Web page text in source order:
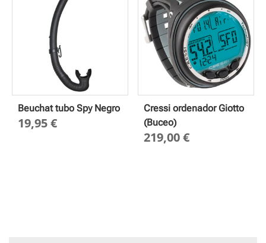
Beuchat tubo Spy Negro
19,95€
Cressi ordenador Giotto
(Buceo)
219,00€